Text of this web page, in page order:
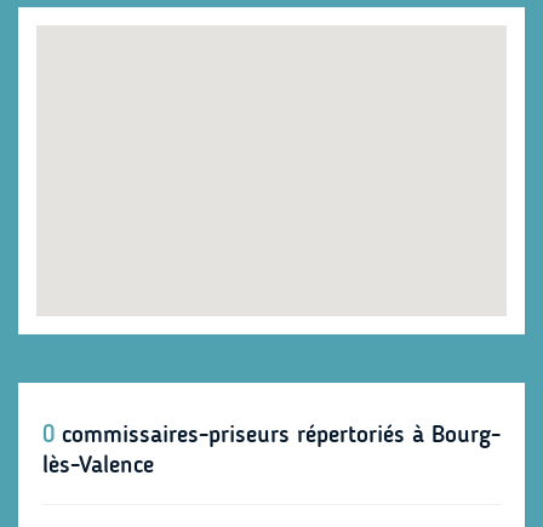
0 commissaires-priseurs répertoriés à Bourg-
lès-Valence